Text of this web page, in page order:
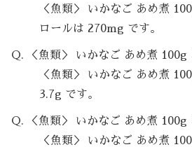
＜魚類＞ いかなご あめ煮
ロールは 270mg です。
Q. ＜魚類＞ いかなご あめ煮 100g
＜魚類＞ いかなご あめ煮
3.7g です。
Q. ＜魚類＞ いかなご あめ煮 100g
＜魚類＞ いかなご あめ煮